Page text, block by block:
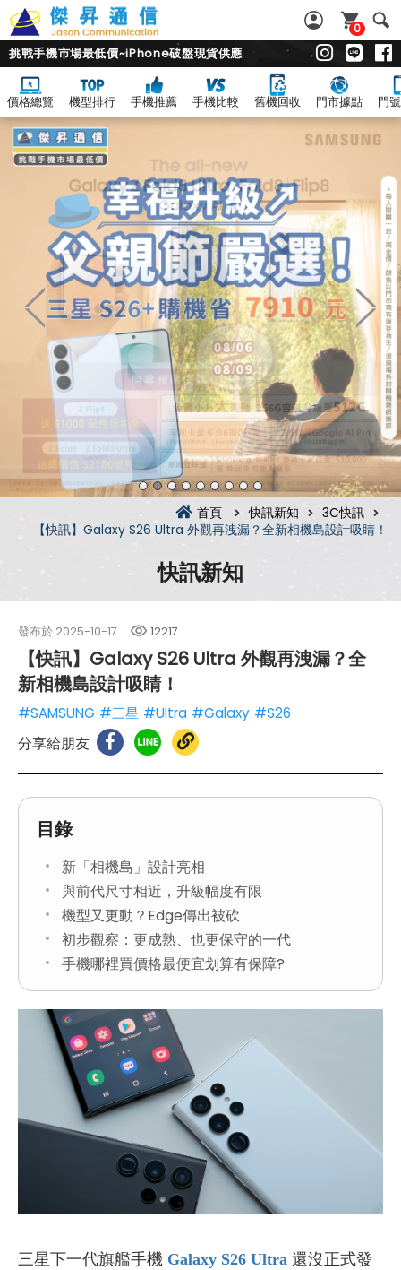
0
挑戰手機市場最低價~iPhone破盤現貨供應
價格總覽 機型排行 手機推薦 手機比較 舊機回收 門市據點 門
首頁 快訊新知
3C快訊
【快訊】Galaxy S26 Ultra 外觀再洩漏？全新相機島設計吸睛！
快訊新知
發布於 2025-10-17 12217
【快訊】Galaxy S26 Ultra 外觀再洩漏？全
新相機島設計吸睛！
#SAMSUNG #三星 #Ultra #Galaxy #S26
分享給朋友
目錄
新「相機島」設計亮相
與前代尺寸相近，升級幅度有限
機型又更動？Edge傳出被砍
初步觀察：更成熟、也更保守的一代
手機哪裡買價格最便宜划算有保障?
三星下一代旗艦手機 Galaxy S26 Ultra 還沒正式發